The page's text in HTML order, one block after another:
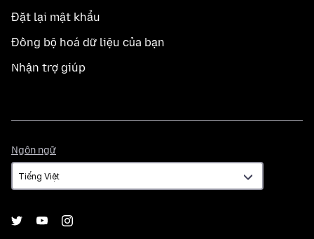
Đặt lại mật khẩu
Đồng bộ hoá dữ liệu của bạn
Nhận trợ giúp
Ngôn ngữ
ngữ